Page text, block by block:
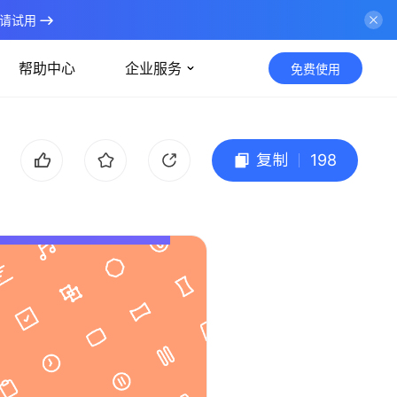
试用
帮助中心 企业服务 免费使用
复制 198